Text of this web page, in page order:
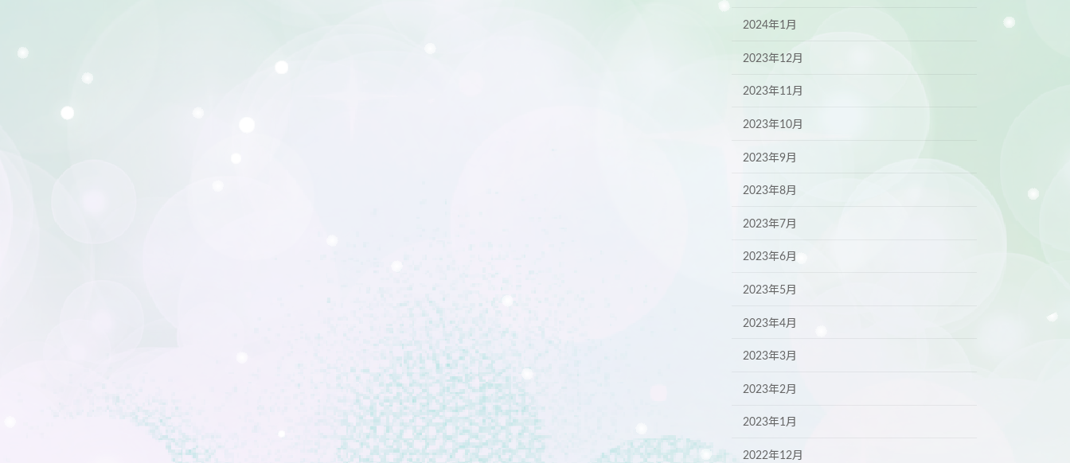
2024年1月
2023年12月
2023年11月
2023年10月
2023年9月
2023年8月
2023年7月
2023年6月
2023年5月
2023年4月
2023年3月
2023年2月
2023年1月
2022年12月